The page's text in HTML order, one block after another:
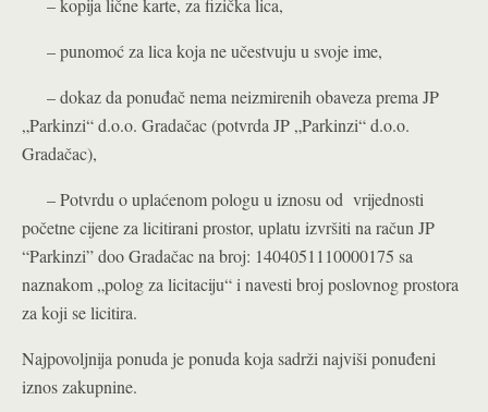
– kopija lične karte, za fizička lica,
– punomoć za lica koja ne učestvuju u svoje ime,
– dokaz da ponuđač nema neizmirenih obaveza prema JP
„Parkinzi“ d.o.o. Gradačac (potvrda JP „Parkinzi“ d.o.o.
Gradačac),
– Potvrdu o uplaćenom pologu u iznosu od vrijednosti
početne cijene za licitirani prostor, uplatu izvršiti na račun JP
“Parkinzi” doo Gradačac na broj: 1404051110000175 sa
naznakom „polog za licitaciju“ i navesti broj poslovnog prostora
za koji se licitira.
Najpovoljnija ponuda je ponuda koja sadrži najviši ponuđeni
iznos zakupnine.